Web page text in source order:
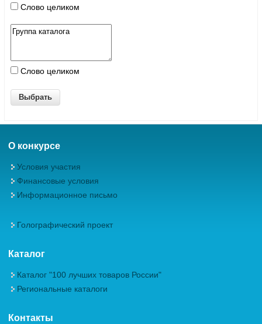
Слово целиком
Слово целиком
О конкурсе
Условия участия
Финансовые условия
Информационное письмо
Голографический проект
Каталог
Каталог "100 лучших товаров России"
Региональные каталоги
Контакты